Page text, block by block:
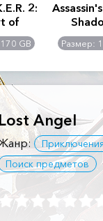
2:
of
-
GB Размер:
Lost Angel
Поиск предметов